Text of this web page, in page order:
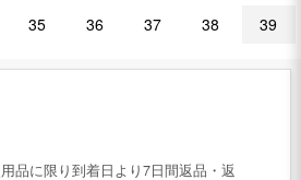
35 36 37 38 39
品に限り到着日より7日間返品・返